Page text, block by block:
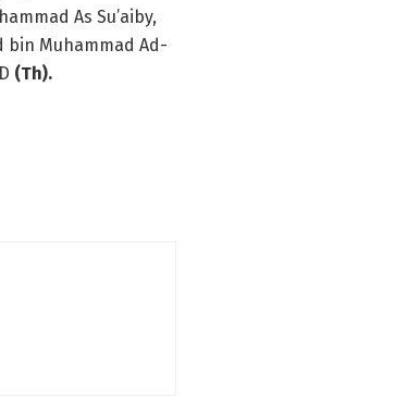
As Su’aiby,
bin Muhammad Ad-
(Th).